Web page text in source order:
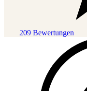
209 Bewertungen